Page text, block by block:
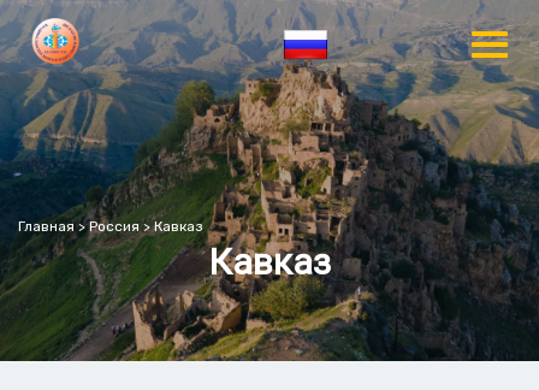
Главная>Россия>Кавказ
Кавказ